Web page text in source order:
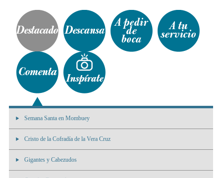
Semana Santa en Mombuey
Cristo de la Cofradía de la Vera Cruz
Gigantes y Cabezudos